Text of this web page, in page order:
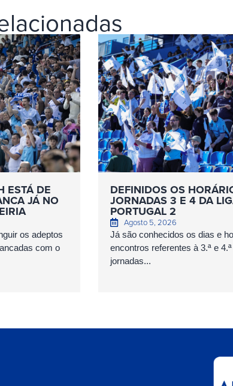
ESTÁ DE
JÁ NO
os adeptos
com o
DEFINIDOS OS
JORNADAS 3 E 4 DA
PORTUGAL 2
Agosto 5, 2026
Já são conhecidos os dias e
encontros referentes à 3.ª e 4.ª
jornadas...